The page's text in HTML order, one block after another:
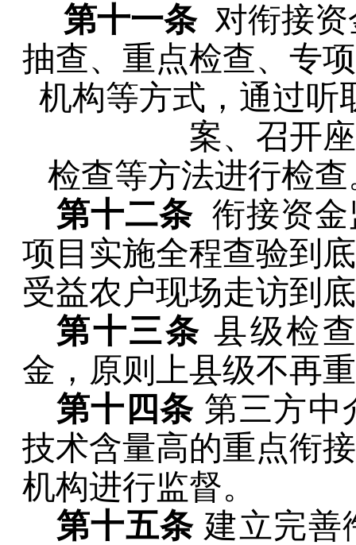
第十一条 对衔接
抽查、重点检查、专
机构等方式，通过听
案、召开
检查等方法进行检查
第十二条 衔接资
项目实施全程查验到
受益农户现场走访到
第十三条 县级检
金，原则上县级不再
第十四条 第三方中
技术含量高的重点衔
机构进行监督。
第十五条 建立完善